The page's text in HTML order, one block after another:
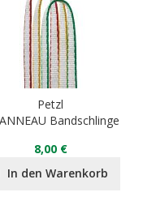
Petzl
Bandschlinge
8,00 €
In den Warenkorb